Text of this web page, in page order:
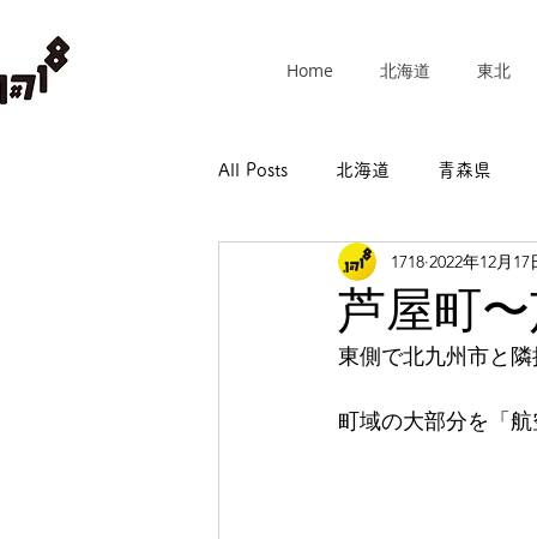
Home 北海道 東北
All Posts 北海道 青森県
埼玉県 千葉県
岐阜県 静岡県
芦屋町
1718 2022年12月17
東側で北九州市と
町域の大部分を「